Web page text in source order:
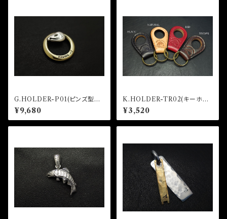
G.HOLDER-P01(ピンズ型グ
ラスホルダー)
¥9,680
K.HOLDER-TR02(キーホル
ダー)
¥3,520